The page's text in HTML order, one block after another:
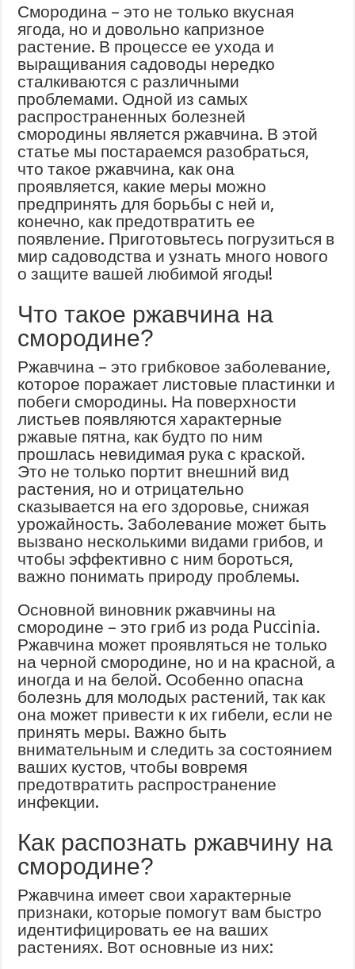
Смородина – это не только вкусная
ягода, но и довольно капризное
растение. В процессе ее ухода и
выращивания садоводы нередко
сталкиваются с различными
проблемами. Одной из самых
распространенных болезней
смородины является ржавчина. В этой
статье мы постараемся разобраться,
что такое ржавчина, как она
проявляется, какие меры можно
предпринять для борьбы с ней и,
конечно, как предотвратить ее
появление. Приготовьтесь погрузиться в
мир садоводства и узнать много нового
о защите вашей любимой ягоды!
Что такое ржавчина на
смородине?
Ржавчина – это грибковое заболевание,
которое поражает листовые пластинки и
побеги смородины. На поверхности
листьев появляются характерные
ржавые пятна, как будто по ним
прошлась невидимая рука с краской.
Это не только портит внешний вид
растения, но и отрицательно
сказывается на его здоровье, снижая
урожайность. Заболевание может быть
вызвано несколькими видами грибов, и
чтобы эффективно с ним бороться,
важно понимать природу проблемы.
Основной виновник ржавчины на
смородине – это гриб из рода Puccinia.
Ржавчина может проявляться не только
на черной смородине, но и на красной, а
иногда и на белой. Особенно опасна
болезнь для молодых растений, так как
она может привести к их гибели, если не
принять меры. Важно быть
внимательным и следить за состоянием
ваших кустов, чтобы вовремя
предотвратить распространение
инфекции.
Как распознать ржавчину на
смородине?
Ржавчина имеет свои характерные
признаки, которые помогут вам быстро
идентифицировать ее на ваших
растениях. Вот основные из них: